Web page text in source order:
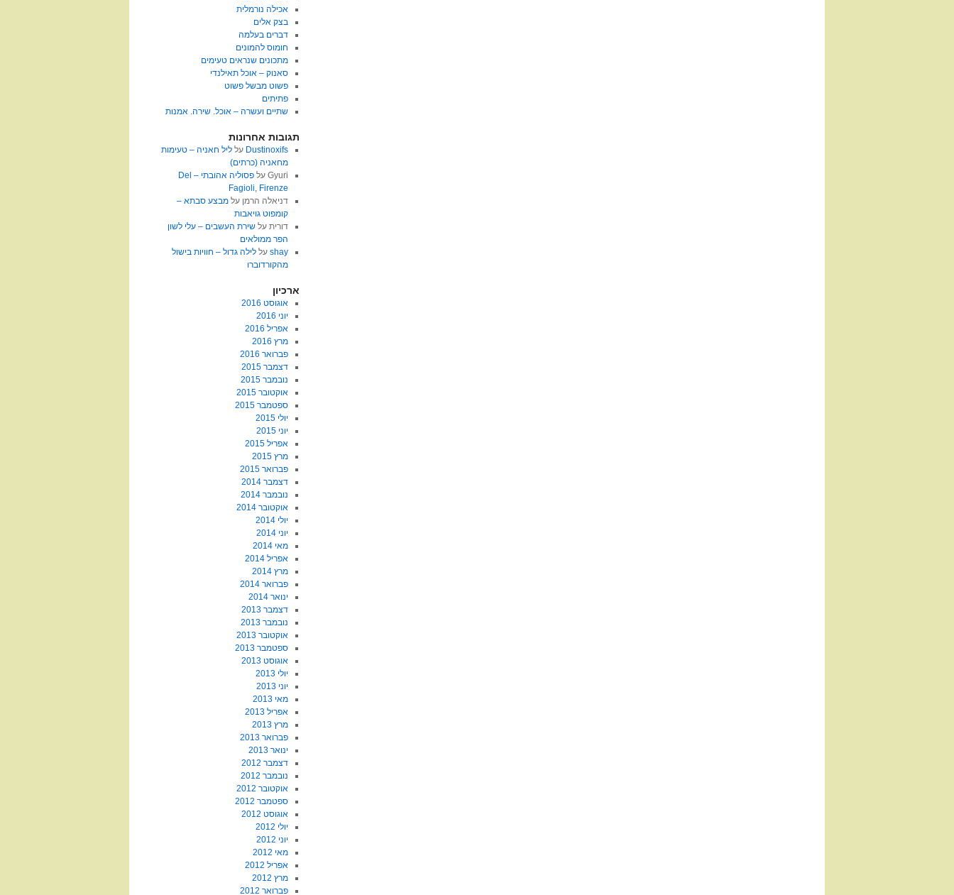
אכילה נורמלית
בצק אלים
דברים בעלמה
חומוס להמונים
מתכונים שנראים טעימים
סאנוק – אוכל תאילנדי
פשוט מבשל פשוט
פתיתים
שתיים ועשרה – אוכל. שירה. אמנות
תגובות אחרונות
Dustinoxifs על ליל חאניה – טעימות
מחאניה (כרתים)
Gyuriעל
פסוליה אהובתי – Del
Fagioli, Firenze
דניאלה הרמן על מבצע סבתא –
קומפוט גויאבות
דוריתעל שירת העשבים – עלי לשון
הפר ממולאים
shayעל לילה גדול – חוויות בישול
מהקורדוברו
ארכיון
אוגוסט 2016
יוני 2016
אפריל 2016
מרץ 2016
פברואר 2016
דצמבר 2015
נובמבר 2015
אוקטובר 2015
ספטמבר 2015
יולי 2015
יוני 2015
אפריל 2015
מרץ 2015
פברואר 2015
דצמבר 2014
נובמבר 2014
אוקטובר 2014
יולי 2014
יוני 2014
מאי 2014
אפריל 2014
מרץ 2014
פברואר 2014
ינואר 2014
דצמבר 2013
נובמבר 2013
אוקטובר 2013
ספטמבר 2013
אוגוסט 2013
יולי 2013
יוני 2013
מאי 2013
אפריל 2013
מרץ 2013
פברואר 2013
ינואר 2013
דצמבר 2012
נובמבר 2012
אוקטובר 2012
ספטמבר 2012
אוגוסט 2012
יולי 2012
יוני 2012
מאי 2012
אפריל 2012
מרץ 2012
פברואר 2012